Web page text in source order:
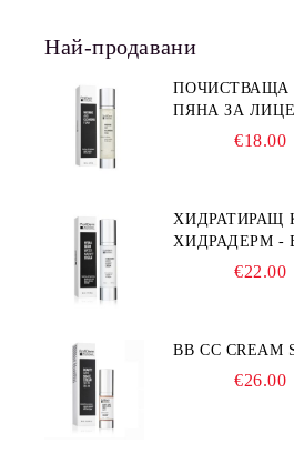
Най-продавани
ПЯНА ЗА ЛИЦЕ
€18.00
ХИДРАТИРАЩ
ХИДРАДЕРМ -
PROFIDERM€22.00
BB CC CREAM
€26.00